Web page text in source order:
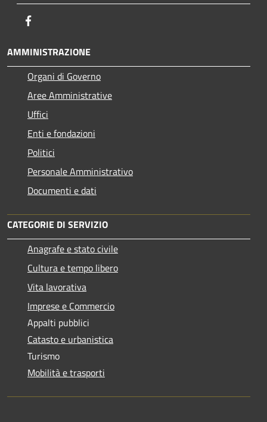
AMMINISTRAZIONE
Organi di Governo
Aree Amministrative
Uffici
Enti e fondazioni
Politici
Personale Amministrativo
Documenti e dati
CATEGORIE DI SERVIZIO
Anagrafe e stato civile
Cultura e tempo libero
Vita lavorativa
Imprese e Commercio
Appalti pubblici
Catasto e urbanistica
Turismo
Mobilità e trasporti